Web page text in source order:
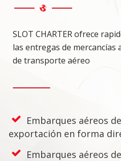
SLOT CHARTER ofrece
las entregas de mercancías
de transporte aéreo
Embarques aéreos
exportación en forma
Embarques aéreos